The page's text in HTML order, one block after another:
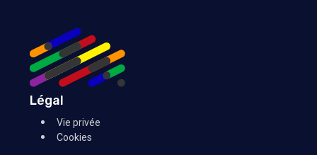
Légal
Vie privée
Cookies